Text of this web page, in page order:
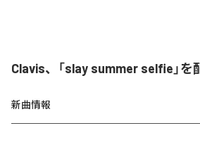
Clavis、「slay summer selfie」を
新曲情報